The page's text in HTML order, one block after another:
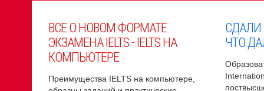
ВСЕ О НОВОМ ФОРМАТЕ
ЭКЗАМЕНА IELTS - IELTS НА
КОМПЬЮТЕРЕ
Преимущества IELTS на компьютере,
СДАЛИ
ЧТО